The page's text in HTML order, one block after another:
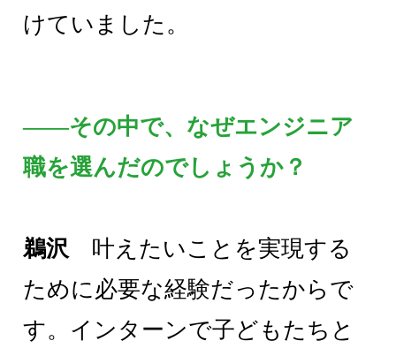
けていました。
――その中で、なぜエンジニア
職を選んだのでしょうか？
鵜沢 叶えたいことを実現する
ために必要な経験だったからで
す。インターンで子どもたちと